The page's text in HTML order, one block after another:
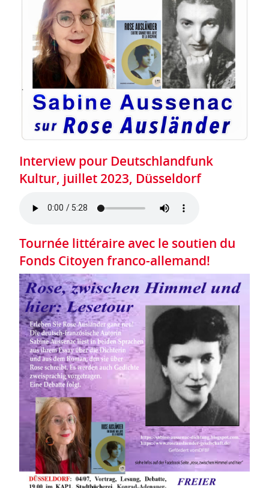
Interview pour Deutschlandfunk
Kultur, juillet 2023, Düsseldorf
Tournée littéraire avec le soutien du
Fonds Citoyen franco-allemand!